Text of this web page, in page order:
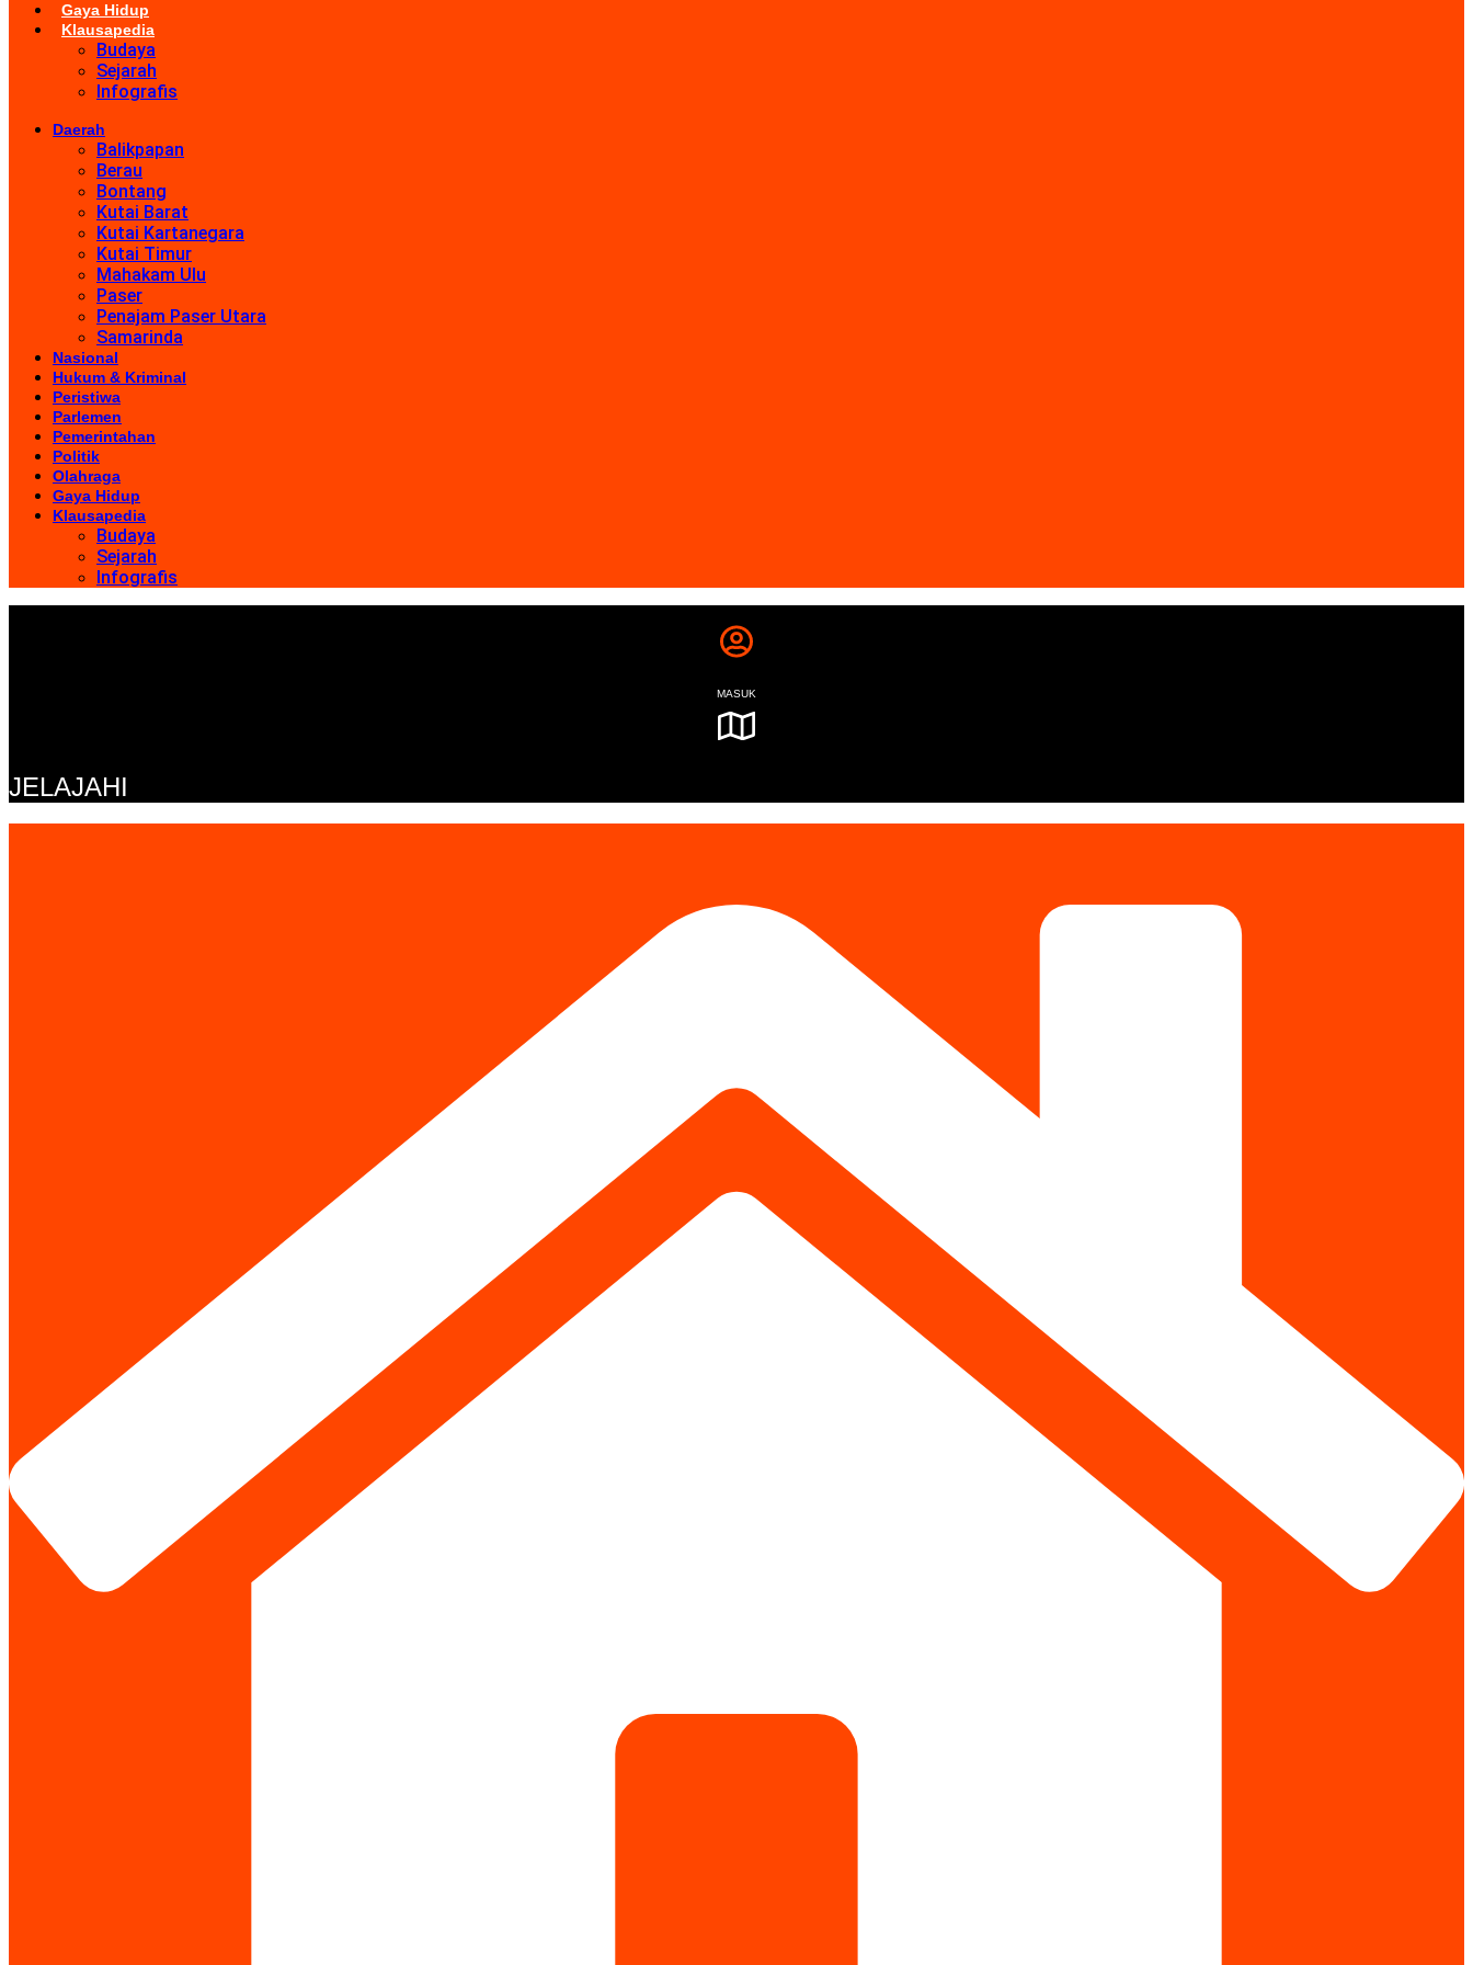
Gaya Hidup
Klausapedia
Budaya
Sejarah
Infografis
Daerah
Balikpapan
Berau
Bontang
Kutai Barat
Kutai Kartanegara
Kutai Timur
Mahakam Ulu
Paser
Penajam Paser Utara
Samarinda
Nasional
Hukum & Kriminal
Peristiwa
Parlemen
Pemerintahan
Politik
Olahraga
Gaya Hidup
Klausapedia
Budaya
Sejarah
Infografis
MASUK
JELAJAHI